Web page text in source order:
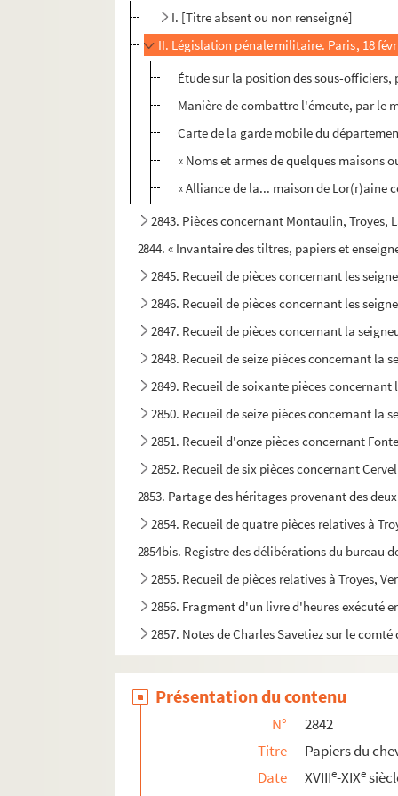
I. [Titre absent ou non renseigné]
II. Législation pénale militaire. Paris, 18
Étude sur la position des sous-
Manière de combattre l'émeute, par le
Carte de la garde mobile du
« Noms et armes de quelques maisons
« Alliance de la... maison de Lor(r)aine
2843. Pièces concernant Montaulin, Troyes,
2844. « Invantaire des tiltres, papiers et
2845. Recueil de pièces concernant les
2846. Recueil de pièces concernant les
2847. Recueil de pièces concernant la
2848. Recueil de seize pièces concernant la
2849. Recueil de soixante pièces
2850. Recueil de seize pièces concernant la
2851. Recueil d'onze pièces concernant
2852. Recueil de six pièces concernant
2853. Partage des héritages provenant des
2854. Recueil de quatre pièces relatives à
2854bis. Registre des délibérations du bureau
2855. Recueil de pièces relatives à Troyes,
2856. Fragment d'un livre d'heures exécuté
2857. Notes de Charles Savetiez sur le comté
2859. Notes et copies tirées des archives
2860. Extrait des archives ecclésiastiques de
2861. Extraits des minutes des notaires du
2862. Notes et copies extraites des archives
Présentation du contenu
N°
2842
Titre
Papiers du
Date
XVIIIe-XIXe